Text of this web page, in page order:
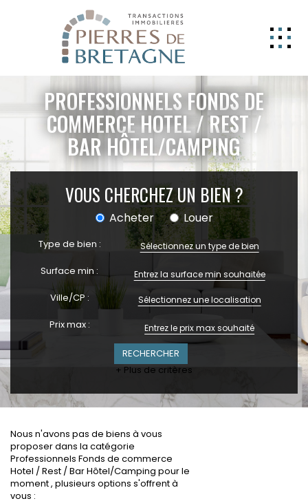
NOS BIENS
GERER
NOS AGENCES
ESTIMATION
CONTACT
ESPACE CLIENT
EXTRANET
PROFESSIONNELS FONDS DE
COMMERCE HOTEL / REST /
BAR HÔTEL/CAMPING
VOUS CHERCHEZ UN BIEN ?
Acheter Louer
Type de bien : Sélectionnez un type de bien
Surface min :
Ville/CP : Sélectionnez une localisation
Prix max :
+ Plus de critères
Nous n'avons pas de biens à vous
proposer dans la catégorie
Professionnels Fonds de commerce
Hotel / Rest / Bar Hôtel/Camping pour le
moment , plusieurs options s'offrent à
vous :